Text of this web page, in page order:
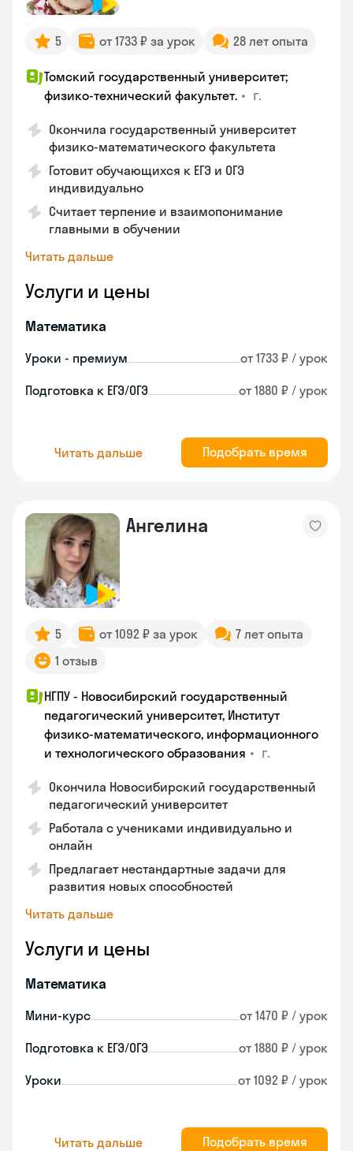
5 от 1733 ₽ за урок 28 лет опыта
Томский государственный университет;
физико-технический факультет. • г.
Окончила государственный университет
физико-математического факультета
Готовит обучающихся к ЕГЭ и ОГЭ
индивидуально
Считает терпение и взаимопонимание
главными в обучении
Читать дальше
Услуги и цены
Математика
Уроки - премиум от 1733 ₽ / урок
Подготовка к ЕГЭ/ОГЭ от 1880 ₽ / урок
Читать дальше Подобрать время
Ангелина
5 от 1092 ₽ за урок
7 лет опыта
1 отзыв
НГПУ - Новосибирский государственный
педагогический университет, Институт
физико-математического, информационного
и технологического образования • г.
Окончила Новосибирский государственный
педагогический университет
Работала с учениками индивидуально и
онлайн
Предлагает нестандартные задачи для
развития новых способностей
Читать дальше
Услуги и цены
Математика
Мини-курс от 1470 ₽ / урок
Подготовка к ЕГЭ/ОГЭ от 1880 ₽ / урок
Уроки от 1092 ₽ / урок
Читать дальше Подобрать время